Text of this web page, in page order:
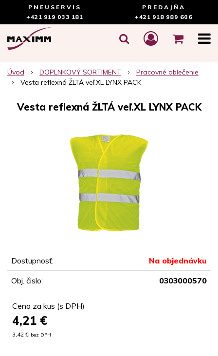
PNEUSERVIS
+421 919 033 181
PREDAJŇA
+421 918 989 606
Úvod DOPLNKOVÝ SORTIMENT
Pracovné oblečenie
Vesta reflexná ŽLTÁ veľ.XL LYNX PACK
Vesta reflexná ŽLTÁ veľ.XL LYNX PACK
Dostupnosť: Na objednávku
Obj. čislo: 0303000570
Cena za kus (s DPH)
4,21 €
3,42 € bez DPH